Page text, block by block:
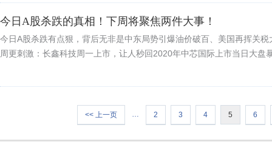
今日A股杀跌的真相！下周将聚焦两件大事！
今日A股杀跌有点狠，背后无非是中东局势引爆油价破百、美国再挥关
周更刺激：长鑫科技周一上市，让人秒回2020年中芯国际上市当日大盘
<< 上一页 … 2 3 4 5 6